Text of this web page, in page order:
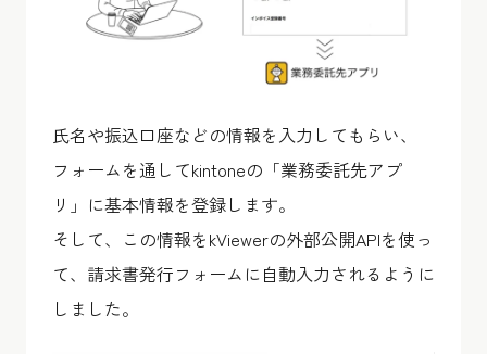
氏名や振込口座などの情報を入力してもらい、
フォームを通してkintoneの「業務委託先アプ
リ」に基本情報を登録します。
そして、この情報をkViewerの外部公開APIを使っ
て、請求書発行フォームに自動入力されるように
しました。